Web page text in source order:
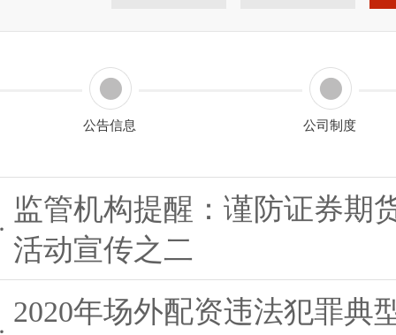
公告信息 公司制度
监管机构提醒：谨防证券期
活动宣传之二
2020年场外配资违法犯罪典